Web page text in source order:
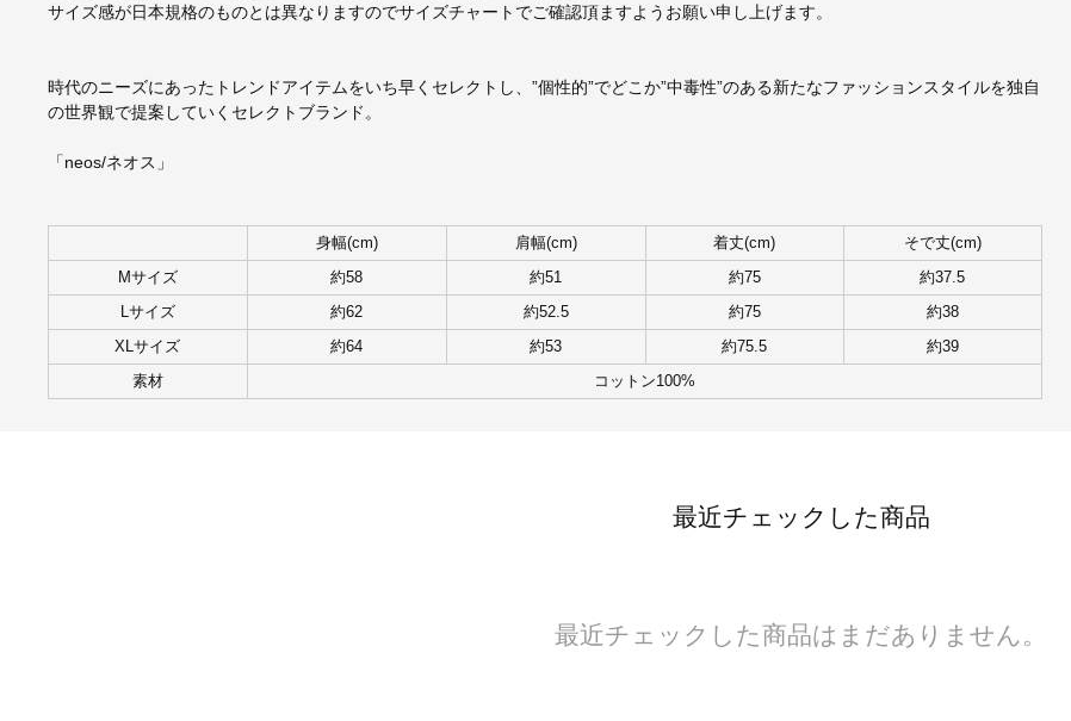
サイズ感が日本規格のものとは異なりますのでサイズチャートでご確認頂ますようお願い申し上げます。
時代のニーズにあったトレンドアイテムをいち早くセレクトし、”個性的”でどこか”中毒性”のある新たなファッションスタイルを独自
の世界観で提案していくセレクトブランド。
「neos/ネオス」
身幅(cm) 肩幅(cm) 着丈(cm) そで丈(cm)
Mサイズ 約58 約51 約75 約37.5
Lサイズ 約62 約52.5 約75 約38
XLサイズ 約64 約53 約75.5 約39
素材 コットン100%
最近チェックした商品
最近チェックした商品はまだありません。